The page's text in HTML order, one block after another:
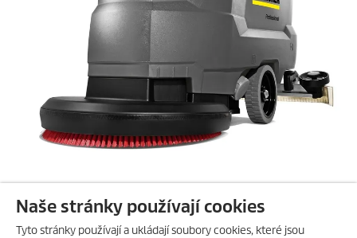
m2 (diskový, ručně vedený, s odsáváním)
Naše stránky používají cookies
Tyto stránky používají a ukládají soubory cookies, které jsou